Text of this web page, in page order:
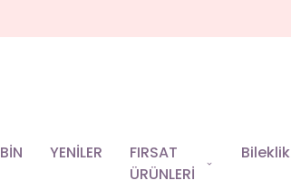
YENİLER
FIRSAT
ÜRÜNLERİ
Bileklik